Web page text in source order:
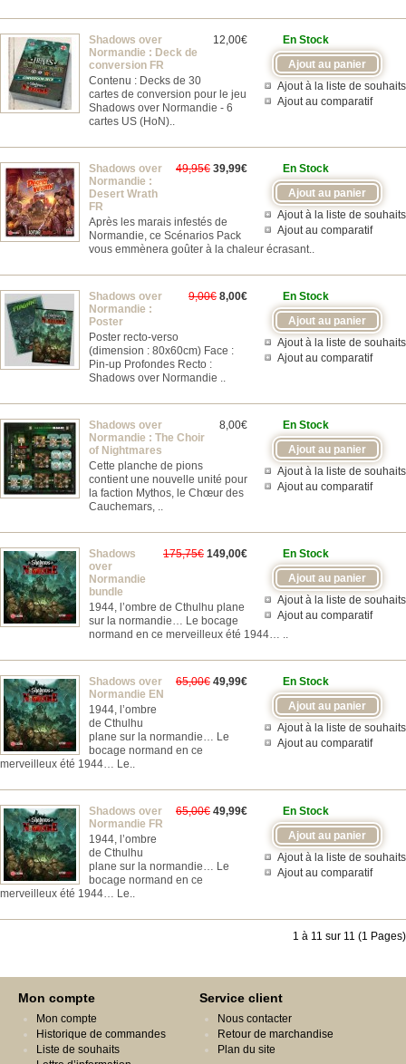
En Stock
Ajout à la liste de souhaits
Ajout au comparatif
12,00€
Shadows over
Normandie : Deck de
conversion FR
Contenu : Decks de 30
cartes de conversion pour le jeu
Shadows over Normandie - 6
cartes US (HoN)..
En Stock
Ajout à la liste de souhaits
Ajout au comparatif
49,95€ 39,99€
Shadows over
Normandie :
Desert Wrath
FR
Après les marais infestés de
Normandie, ce Scénarios Pack
vous emmènera goûter à la chaleur écrasant..
En Stock
Ajout à la liste de souhaits
Ajout au comparatif
9,00€ 8,00€
Shadows over
Normandie :
Poster
Poster recto-verso
(dimension : 80x60cm) Face :
Pin-up Profondes Recto :
Shadows over Normandie ..
En Stock
Ajout à la liste de souhaits
Ajout au comparatif
8,00€
Shadows over
Normandie : The Choir
of Nightmares
Cette planche de pions
contient une nouvelle unité pour
la faction Mythos, le Chœur des
Cauchemars, ..
En Stock
Ajout à la liste de souhaits
Ajout au comparatif
175,75€ 149,00€
Shadows
over
Normandie
bundle
1944, l’ombre de Cthulhu plane
sur la normandie… Le bocage
normand en ce merveilleux été 1944… ..
En Stock
Ajout à la liste de souhaits
Ajout au comparatif
65,00€ 49,99€
Shadows over
Normandie EN
1944, l’ombre
de Cthulhu
plane sur la normandie… Le
bocage normand en ce
merveilleux été 1944… Le..
En Stock
Ajout à la liste de souhaits
Ajout au comparatif
65,00€ 49,99€
Shadows over
Normandie FR
1944, l’ombre
de Cthulhu
plane sur la normandie… Le
bocage normand en ce
merveilleux été 1944… Le..
1 à 11 sur 11 (1 Pages)
Mon compte
Mon compte
Historique de commandes
Liste de souhaits
Service client
Nous contacter
Retour de marchandise
Plan du site